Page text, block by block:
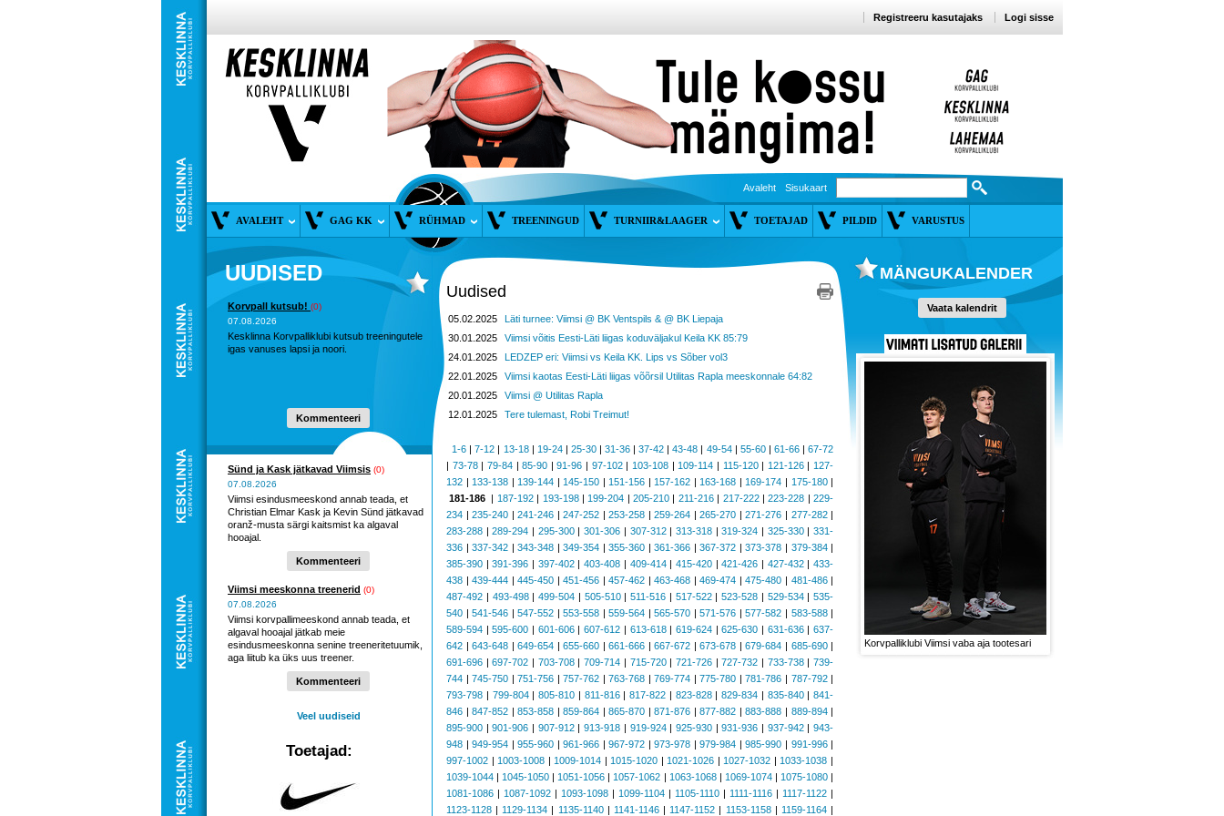
Registreeru kasutajaks Logi sisse
Avaleht Sisukaart
AVALEHT GAG KK RÜHMAD TREENINGUD TURNIIR&LAAGER TOETAJAD PILDID VARUSTUS
UUDISED
Korvpall kutsub! (0)
07.08.2026
Kesklinna Korvpalliklubi kutsub treeningutele
igas vanuses lapsi ja noori.
Kommenteeri
Sünd ja Kask jätkavad Viimsis (0)
07.08.2026
Viimsi esindusmeeskond annab teada, et
Christian Elmar Kask ja Kevin Sünd jätkavad
oranž-musta särgi kaitsmist ka algaval
hooajal.
Kommenteeri
Viimsi meeskonna treenerid (0)
07.08.2026
Viimsi korvpallimeeskond annab teada, et
algaval hooajal jätkab meie
esindusmeeskonna senine treeneritetuumik,
aga liitub ka üks uus treener.
Kommenteeri
Veel uudiseid
Toetajad:
Uudised
05.02.2025
Läti turnee: Viimsi @ BK Ventspils & @ BK Liepaja
30.01.2025
Viimsi võitis Eesti-Läti liigas koduväljakul Keila KK 85:79
24.01.2025
LEDZEP eri: Viimsi vs Keila KK. Lips vs Sõber vol3
22.01.2025
Viimsi kaotas Eesti-Läti liigas võõrsil Utilitas Rapla meeskonnale 64:82
20.01.2025
Viimsi @ Utilitas Rapla
12.01.2025
Tere tulemast, Robi Treimut!
1-6 |7-12 | 13-18| 19-24| 25-30|31-36 |37-42 |43-48 | 49-54| 55-60| 61-66|67-72
| 73-78| 79-84|85-90 |91-96 | 97-102| 103-108| 109-114 | 115-120| 121-126| 127-
132 | 133-138 | 139-144 | 145-150 | 151-156 | 157-162 | 163-168 | 169-174 | 175-180|
181-186 | 187-192| 193-198| 199-204 | 205-210 | 211-216| 217-222|223-228 | 229-
234 |235-240 |241-246 |247-252 |253-258 |259-264 |265-270 |271-276 | 277-282|
283-288 |289-294 | 295-300|301-306 | 307-312| 313-318|319-324 | 325-330| 331-
336 |337-342 |343-348 |349-354 |355-360 |361-366 |367-372 |373-378 | 379-384|
385-390 |391-396 | 397-402|403-408 | 409-414| 415-420|421-426 | 427-432| 433-
438 |439-444 |445-450 |451-456 |457-462 |463-468 |469-474 |475-480 | 481-486|
487-492 | 493-498| 499-504 | 505-510| 511-516 | 517-522| 523-528 | 529-534| 535-
540 |541-546 |547-552 |553-558 |559-564 |565-570 |571-576 |577-582 | 583-588|
589-594 |595-600 | 601-606|607-612 | 613-618| 619-624|625-630 | 631-636| 637-
642 |643-648 |649-654 |655-660 |661-666 |667-672 |673-678 |679-684 | 685-690|
691-696 |697-702 | 703-708|709-714 | 715-720| 721-726|727-732 | 733-738| 739-
744 |745-750 |751-756 |757-762 |763-768 |769-774 |775-780 |781-786 | 787-792|
793-798 | 799-804| 805-810 | 811-816| 817-822 | 823-828| 829-834 | 835-840| 841-
846 |847-852 |853-858 |859-864 |865-870 |871-876 |877-882 |883-888 | 889-894|
895-900 |901-906 | 907-912|913-918 | 919-924| 925-930|931-936 | 937-942| 943-
948 |949-954 |955-960 |961-966 |967-972 |973-978 |979-984 |985-990 | 991-996|
997-1002 | 1003-1008 | 1009-1014 | 1015-1020 | 1021-1026 | 1027-1032 | 1033-1038 |
1039-1044 | 1045-1050 | 1051-1056 | 1057-1062 | 1063-1068| 1069-1074| 1075-1080|
1081-1086 | 1087-1092 | 1093-1098 | 1099-1104 | 1105-1110 | 1111-1116 | 1117-1122 |
1123-1128 | 1129-1134 | 1135-1140| 1141-1146| 1147-1152 | 1153-1158| 1159-1164|
MÄNGUKALENDER
Vaata kalendrit
Korvpalliklubi Viimsi vaba aja tootesari